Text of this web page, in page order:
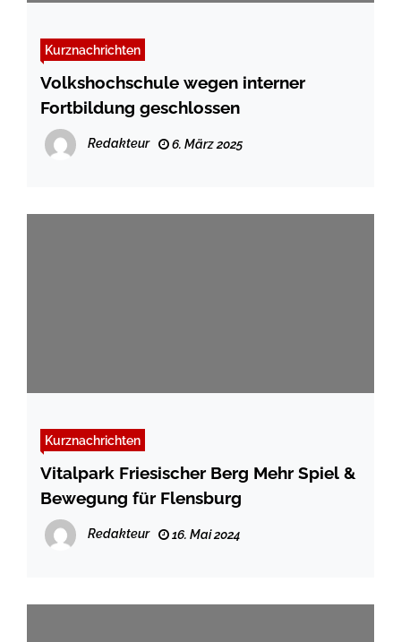
Kurznachrichten
Volkshochschule wegen interner
Fortbildung geschlossen
Redakteur 6. März 2025
Kurznachrichten
Vitalpark Friesischer Berg Mehr Spiel &
Bewegung für Flensburg
Redakteur 16. Mai 2024